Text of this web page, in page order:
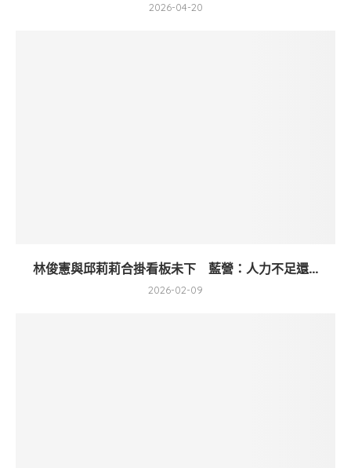
2026-04-20
林俊憲與邱莉莉合掛看板未下 藍營：人力不足還...
2026-02-09